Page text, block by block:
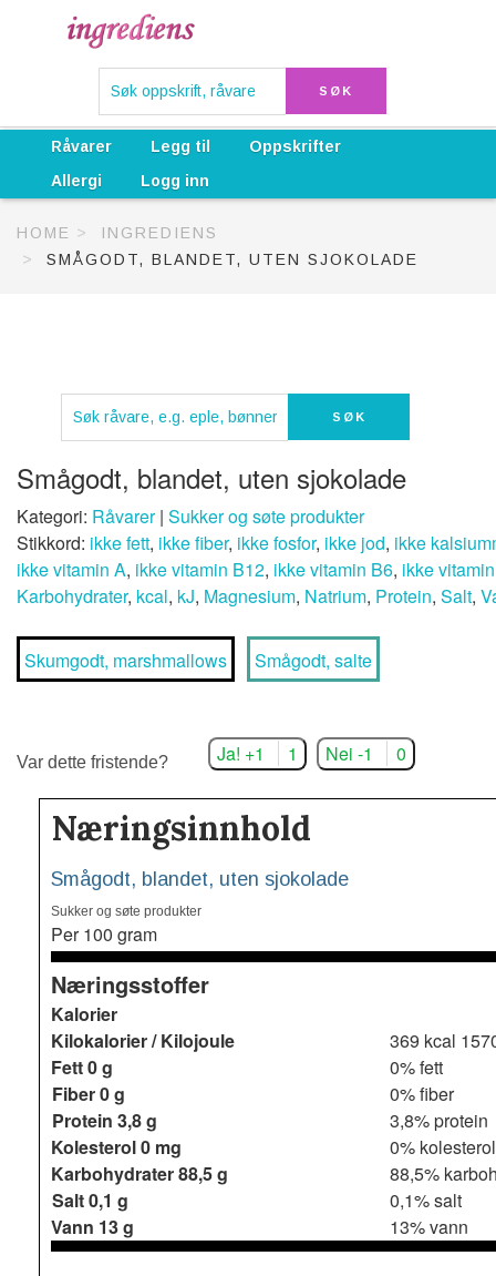
Råvarer Legg til
Oppskrifter
Allergi
Logg inn
HOME
INGREDIENS
SMÅGODT, BLANDET, UTEN SJOKOLADE
Smågodt, blandet, uten sjokolade
Kategori: Råvarer| Sukker og søte produkter
Stikkord: ikke fett, ikke fiber, ikke fosfor, ikke jod, ikke
ikke vitamin A, ikke vitamin B12, ikke vitamin B6, ikke
Karbohydrater, kcal, kJ, Magnesium, Natrium, Protein, Salt,
Skumgodt, marshmallows Smågodt, salte
Var dette fristende? Ja! +1 1 Nei -1 0
Næringsinnhold
Smågodt, blandet, uten sjokolade
Sukker og søte produkter
Per 100 gram
Næringsstoffer
Kalorier
Kilokalorier / Kilojoule
369 kcal
Fett0 g
0% fett
Fiber0 g
0% fiber
Protein 3,8 g
3,8% protein
Kolesterol0 mg
0% kolesterol
Karbohydrater88,5 g
88,5%
Salt0,1 g
0,1% salt
Vann 13 g 13% vann